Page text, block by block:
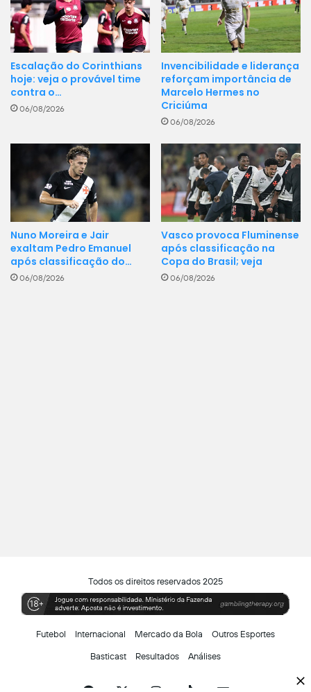
Escalação do Corinthians
hoje: veja o provável time
contra o…
06/08/2026
Invencibilidade e liderança
reforçam importância de
Marcelo Hermes no
Criciúma
06/08/2026
Nuno Moreira e Jair
exaltam Pedro Emanuel
após classificação do…
06/08/2026
Vasco provoca Fluminense
após classificação na
Copa do Brasil; veja
06/08/2026
Todos os direitos reservados 2025
Futebol Internacional Mercado da Bola Outros Esportes
Basticast Resultados Análises